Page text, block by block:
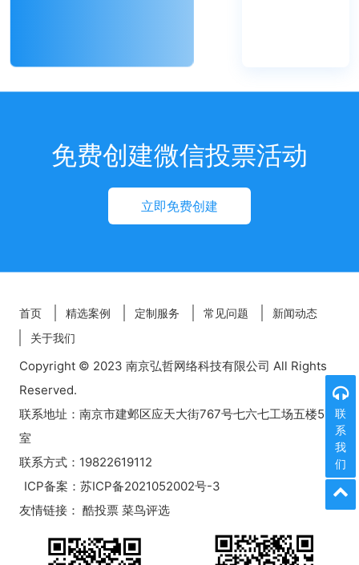
免费创建微信投票活动
立即免费创建
首页 精选案例 定制服务 常见问题
新闻动态
关于我们
Copyright © 2023 南京弘哲网络科技有限公司 All Rights
Reserved.
联系地址：南京市建邺区应天大街767号七六七工场五楼518
室
联系方式：19822619112
ICP备案： 苏ICP备2021052002号-3
友情链接： 酷投票 菜鸟评选
联
系
我
们